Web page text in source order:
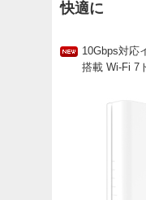
快適に
10Gbps対応
搭載 Wi-Fi 7